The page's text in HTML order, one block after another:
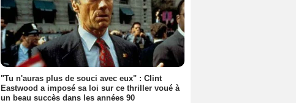
"Tu n'auras plus de souci avec eux" : Clint
Eastwood a imposé sa loi sur ce thriller voué à
un beau succès dans les années 90